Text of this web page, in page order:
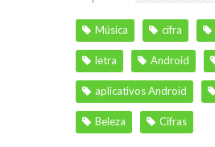
Música cifra
letra Android
aplicativos Android
Beleza Cifras